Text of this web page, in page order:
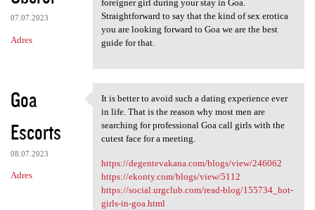
07.07.2023
Adres
foreigner girl during your stay in Goa.
Straightforward to say that the kind of sex erotica
you are looking forward to Goa we are the best
guide for that.
Goa
Escorts
08.07.2023
Adres
It is better to avoid such a
It is better to avoid such a dating experience ever
in life. That is the reason why most men are
searching for professional Goa call girls with the
cutest face for a meeting.
https://degentevakana.com/blogs/view/246062
https://ekonty.com/blogs/view/5112
https://social.urgclub.com/read-blog/155734_hot-
girls-in-goa.html